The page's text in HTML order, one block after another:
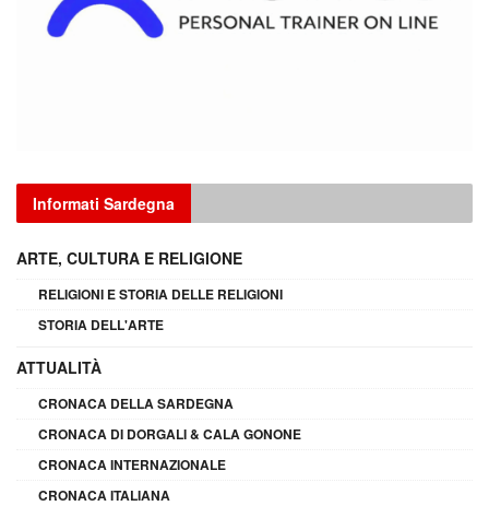
Informati Sardegna
ARTE, CULTURA E RELIGIONE
RELIGIONI E STORIA DELLE RELIGIONI
STORIA DELL'ARTE
ATTUALITÀ
CRONACA DELLA SARDEGNA
CRONACA DI DORGALI & CALA GONONE
CRONACA INTERNAZIONALE
CRONACA ITALIANA